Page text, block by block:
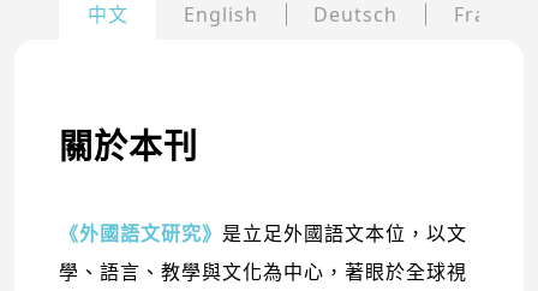
中文 English Deutsch Français
關於本刊
《外國語文研究》 是立足外國語文本位，以文
學、語言、教學與文化為中心，著眼於全球視